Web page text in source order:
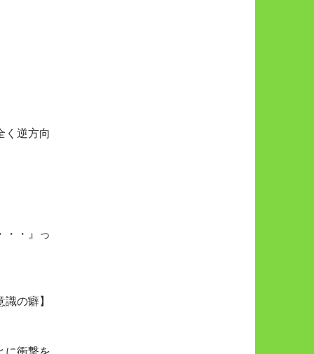
く逆方向
・・』っ
の癖】
に衝撃を